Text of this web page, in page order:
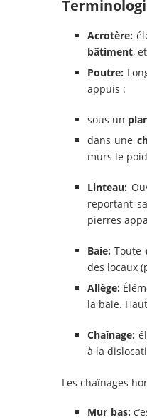
Acrotère:
bâtiment,
Poutre:
appuis :
sous un
dans une
murs le
Linteau:
reportant
pierres
Baie: Toute
des locaux
Allège:
la baie.
Chaînage:
à la
Les chaînages
Mur bas: